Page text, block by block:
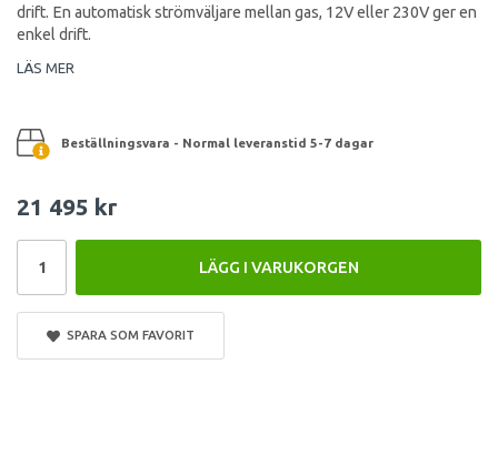
drift. En automatisk strömväljare mellan gas, 12V eller 230V ger en
enkel drift.
LÄS MER
Beställningsvara - Normal leveranstid 5-7 dagar
21 495 kr
LÄGG I VARUKORGEN
SPARA SOM FAVORIT